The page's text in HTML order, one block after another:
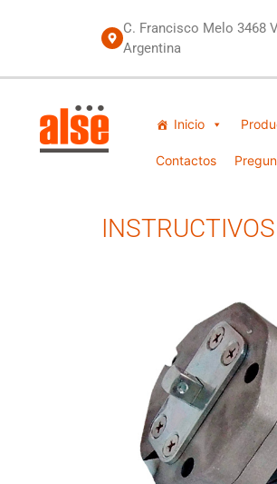
C. Francisco Melo 3468
Argentina
Inicio
Contactos